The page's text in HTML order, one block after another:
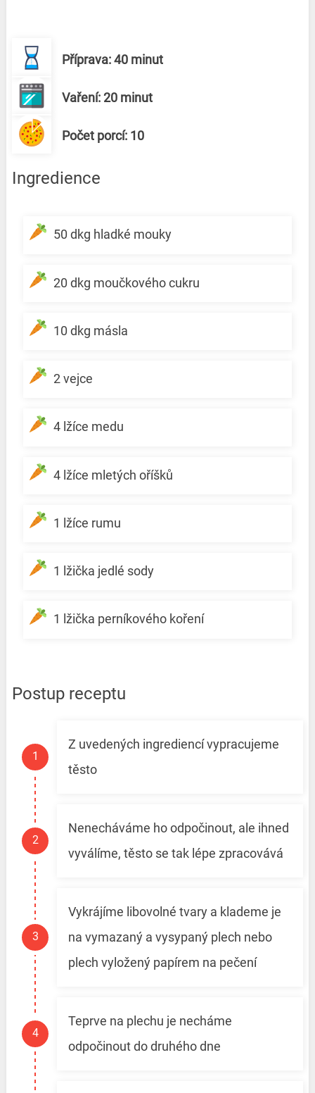
Příprava: 40 minut
Vaření: 20 minut
Počet porcí: 10
Ingredience
50 dkg hladké mouky
20 dkg moučkového cukru
10 dkg másla
2 vejce
4 lžíce medu
4 lžíce mletých oříšků
1 lžíce rumu
1 lžička jedlé sody
1 lžička perníkového koření
Postup receptu
Z uvedených ingrediencí vypracujeme
těsto
Nenecháváme ho odpočinout, ale ihned
vyválíme, těsto se tak lépe zpracovává
Vykrájíme libovolné tvary a klademe je
na vymazaný a vysypaný plech nebo
plech vyložený papírem na pečení
Teprve na plechu je necháme
odpočinout do druhého dne